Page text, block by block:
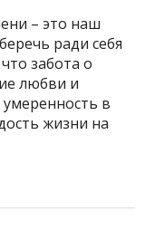
– это наш
ради себя
забота о
любви и
умеренность в
жизни на